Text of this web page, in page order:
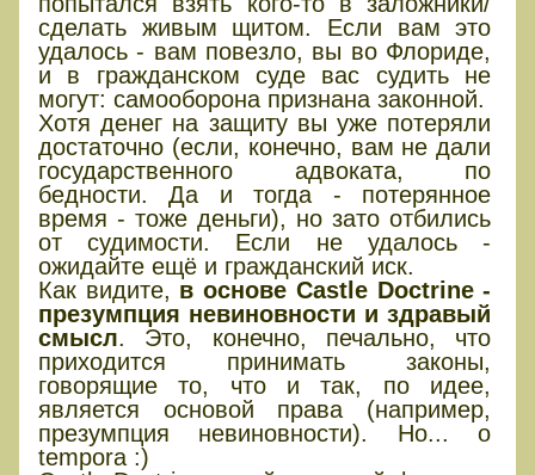
сделать живым щитом. Если вам это
удалось - вам повезло, вы во Флориде,
и в гражданском суде вас судить не
могут: самооборона признана законной.
Хотя денег на защиту вы уже потеряли
достаточно (если, конечно, вам не дали
государственного адвоката, по
бедности. Да и тогда - потерянное
время - тоже деньги), но зато отбились
от судимости. Если не удалось -
ожидайте ещё и гражданский иск.
Как видите, в основе Castle Doctrine -
презумпция невиновности и здравый
смысл. Это, конечно, печально, что
приходится принимать законы,
говорящие то, что и так, по идее,
является основой права (например,
презумпция невиновности). Но... о
tempora :)